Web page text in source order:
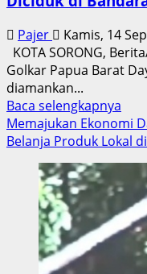
Pajer Kamis, 14
KOTA SORONG,
Golkar Papua Barat
diamankan...
Baca selengkapnya
DPD
Memajukan Ekonomi
Belanja Produk Lokal